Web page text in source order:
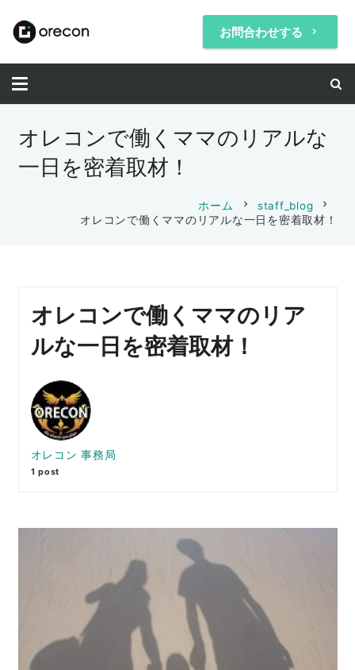
お問合わせする keyboard_arrow_right
オレコンで働くママのリアルな
一日を密着取材！
ホーム chevron_right staff_blog chevron_right
オレコンで働くママのリアルな一日を密着取材！
オレコンで働くママのリア
ルな一日を密着取材！
オレコン 事務局
1 post